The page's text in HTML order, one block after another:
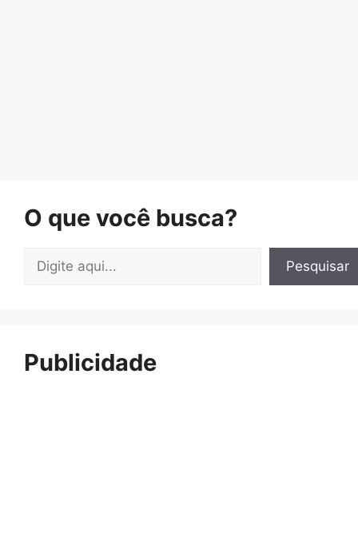
O que você busca?
Pesquisar
Pesquisar
Publicidade